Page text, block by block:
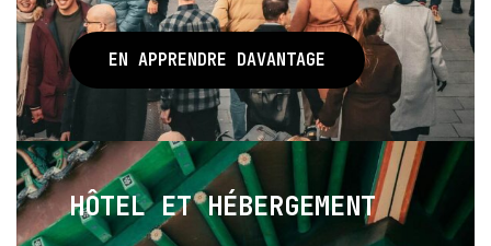
EN APPRENDRE DAVANTAGE
HÔTEL ET HÉBERGEMENT